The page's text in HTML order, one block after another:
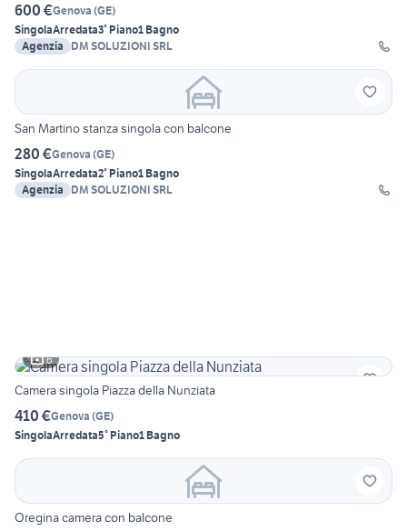
600 €Genova (GE)
SingolaArredata3° Piano1 Bagno
Agenzia
DM SOLUZIONI SRL
San Martino stanza singola con balcone
280 €Genova (GE)
SingolaArredata2° Piano1 Bagno
Agenzia
DM SOLUZIONI SRL
6
Camera singola Piazza della Nunziata
410 €Genova (GE)
SingolaArredata5° Piano1 Bagno
Oregina camera con balcone